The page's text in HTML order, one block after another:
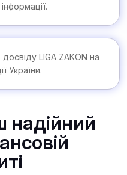
LIGA ZAKON на
України.